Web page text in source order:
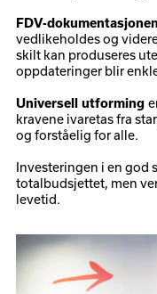
FDV-dokumentasjonen
vedlikeholdes og
skilt kan produseres
oppdateringer blir
Universell utforming
kravene ivaretas fra
og forståelig for alle.
Investeringen i en god
totalbudsjettet, men
levetid.